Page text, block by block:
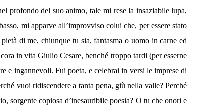
profondo del suo animo, tale mi rese la insaziabile lupa,
mi apparve all’improvviso colui che, per essere stato
di me, chiunque tu sia, fantasma o uomo in carne ed
in vita Giulio Cesare, benché troppo tardi (per esserne
e ingannevoli. Fui poeta, e celebrai in versi le imprese di
vuoi ridiscendere a tanta pena, giù nella valle? Perché
copiosa d’inesauribile poesia? O tu che onori e